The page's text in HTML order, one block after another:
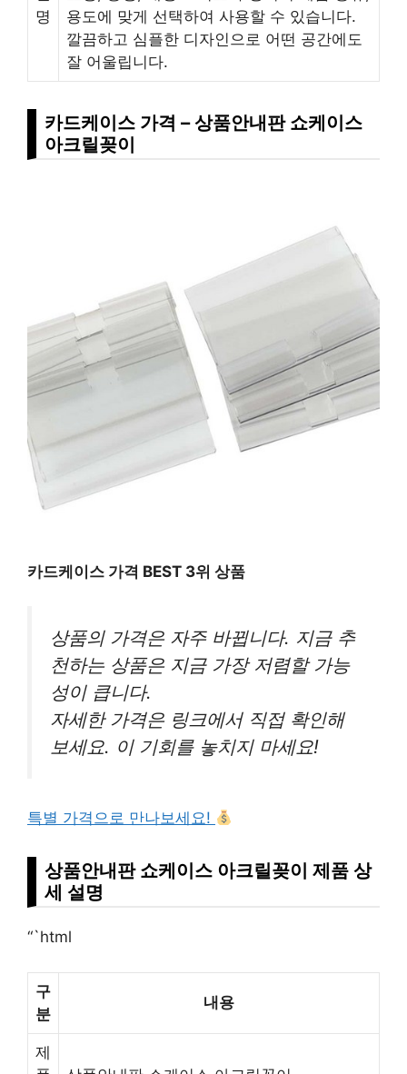
명
용도에 맞게 선택하여 사용할 수 있습니다.
깔끔하고 심플한 디자인으로 어떤 공간에도
잘 어울립니다.
카드케이스 가격 – 상품안내판 쇼케이스
아크릴꽂이
카드케이스 가격 BEST 3위 상품
상품의 가격은 자주 바뀝니다. 지금 추
천하는 상품은 지금 가장 저렴할 가능
성이 큽니다.
자세한 가격은 링크에서 직접 확인해
보세요. 이 기회를 놓치지 마세요!
특별 가격으로 만나보세요!
상품안내판 쇼케이스 아크릴꽂이 제품 상
세 설명
“`html
구
분
내용
제